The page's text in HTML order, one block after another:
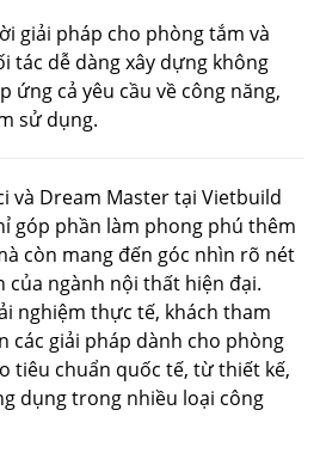
giải pháp cho phòng tắm và
tác dễ dàng xây dựng không
ứng cả yêu cầu về công năng,
sử dụng.
và Dream Master tại Vietbuild
góp phần làm phong phú thêm
còn mang đến góc nhìn rõ nét
ngành nội thất hiện đại.
nghiệm thực tế, khách tham
các giải pháp dành cho phòng
tiêu chuẩn quốc tế, từ thiết kế,
dụng trong nhiều loại công